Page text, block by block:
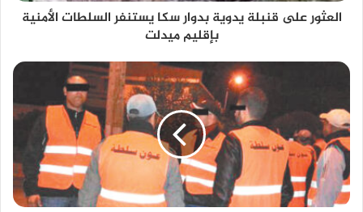
العثور على قنبلة يدوية بدوار سكا يستنفر السلطات الأمنية
بإقليم ميدلت